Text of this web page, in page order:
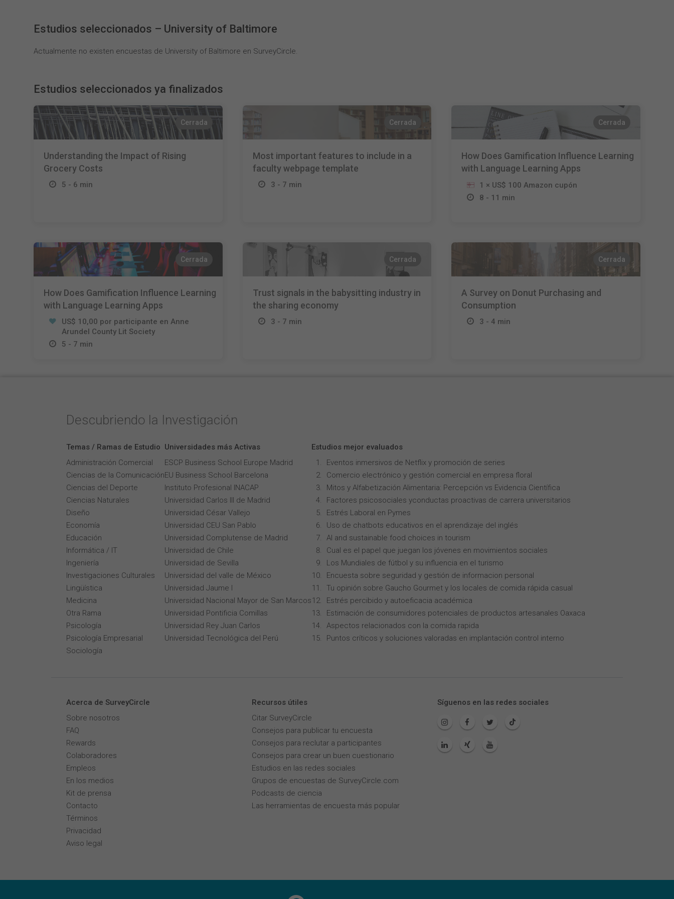
Estudios seleccionados – University of Baltimore
Actualmente no existen encuestas de University of Baltimore en SurveyCircle.
Estudios seleccionados ya finalizados
Cerrada
Understanding the Impact of Rising
Grocery Costs
5 - 6 min
Cerrada
Most important features to include in a
faculty webpage template
3 - 7 min
Cerrada
How Does Gamification Influence Learning
with Language Learning Apps
1 × US$ 100 Amazon cupón
8 - 11 min
Cerrada
How Does Gamification Influence Learning
with Language Learning Apps
US$ 10,00 por participante en Anne
Arundel County Lit Society
5 - 7 min
Cerrada
Trust signals in the babysitting industry in
the sharing economy
3 - 7 min
Cerrada
A Survey on Donut Purchasing and
Consumption
3 - 4 min
Descubriendo la Investigación
Temas / Ramas de Estudio
Administración Comercial
Ciencias de la Comunicación
Ciencias del Deporte
Ciencias Naturales
Diseño
Economía
Educación
Informática / IT
Ingeniería
Investigaciones Culturales
Lingüística
Medicina
Otra Rama
Psicología
Psicología Empresarial
Sociología
Universidades más Activas
ESCP Business School Europe Madrid
EU Business School Barcelona
Instituto Profesional INACAP
Universidad Carlos III de Madrid
Universidad César Vallejo
Universidad CEU San Pablo
Universidad Complutense de Madrid
Universidad de Chile
Universidad de Sevilla
Universidad del valle de México
Universidad Jaume I
Universidad Nacional Mayor de San Marcos
Universidad Pontificia Comillas
Universidad Rey Juan Carlos
Universidad Tecnológica del Perú
Estudios mejor evaluados
Eventos inmersivos de Netflix y promoción de series
Comercio electrónico y gestión comercial en empresa floral
Mitos y Alfabetización Alimentaria: Percepción vs Evidencia Científica
Factores psicosociales yconductas proactivas de carrera universitarios
Estrés Laboral en Pymes
Uso de chatbots educativos en el aprendizaje del inglés
AI and sustainable food choices in tourism
Cual es el papel que juegan los jóvenes en movimientos sociales
Los Mundiales de fútbol y su influencia en el turismo
Encuesta sobre seguridad y gestión de informacion personal
Tu opinión sobre Gaucho Gourmet y los locales de comida rápida casual
Estrés percibido y autoeficacia académica
Estimación de consumidores potenciales de productos artesanales Oaxaca
Aspectos relacionados con la comida rapida
Puntos críticos y soluciones valoradas en implantación control interno
Acerca de SurveyCircle
Sobre nosotros
FAQ
Rewards
Colaboradores
Empleos
En los medios
Kit de prensa
Contacto
Términos
Privacidad
Aviso legal
Recursos útiles
Citar SurveyCircle
Consejos para publicar tu encuesta
Consejos para reclutar a participantes
Consejos para crear un buen cuestionario
Estudios en las redes sociales
Grupos de encuestas de SurveyCircle.com
Podcasts de ciencia
Las herramientas de encuesta más popular
Síguenos en las redes sociales